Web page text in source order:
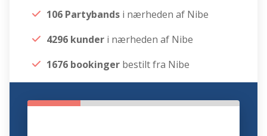
106 Partybands i nærheden af Nibe
4296 kunder i nærheden af Nibe
1676 bookinger bestilt fra Nibe